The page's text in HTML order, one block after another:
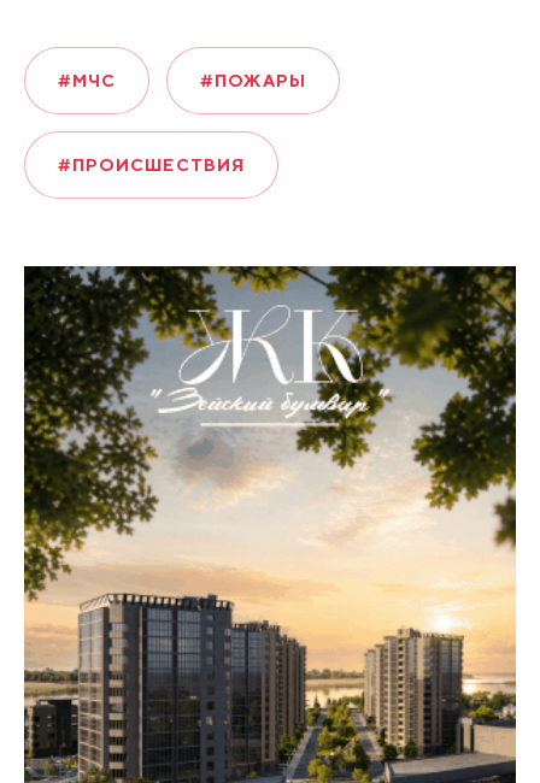
#МЧС #ПОЖАРЫ
#ПРОИСШЕСТВИЯ